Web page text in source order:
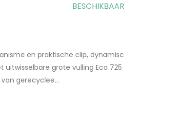
BESCHIKBAAR
en praktische clip, dynamisc
grote vulling Eco 725
gerecyclee...